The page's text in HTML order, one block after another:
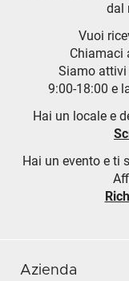
dal
Vuoi
Chiamaci
Siamo
9:00-18:00 e
Hai un locale e
Hai un evento e ti
Azienda